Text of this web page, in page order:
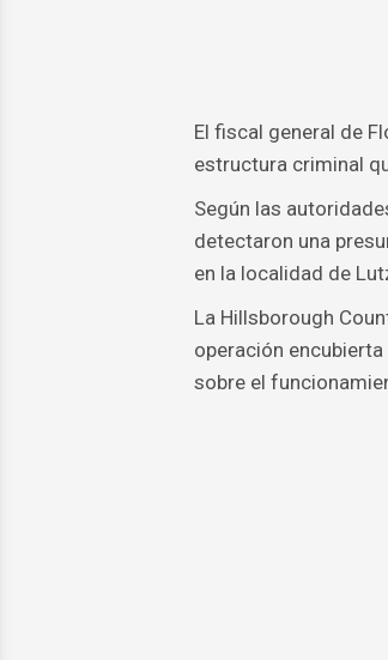
El fiscal general de
estructura criminal
Según las
detectaron una
en la localidad de
La Hillsborough
operación
sobre el